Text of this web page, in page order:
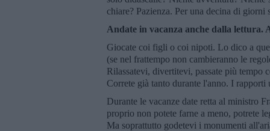
chiare? Pazienza. Per una decina di giorni
Andate in vacanza anche dalla lettura.
Giocate coi figli o coi nipoti. Lo dico a
(se nel frattempo non cambieranno le
Rilassatevi, divertitevi, passate più tempo
Correte già tanto durante l'anno. I
Durante le vacanze date retta al ministro
proprio non potete farne a meno, potrete
Ma soprattutto godetevi i monumenti